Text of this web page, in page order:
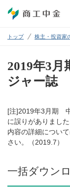
トップ 株主・投資家
2019年3
ジャー誌
[注]2019年3月期
に誤りがありまし
内容の詳細について
さい。（2019.7）
一括ダウン